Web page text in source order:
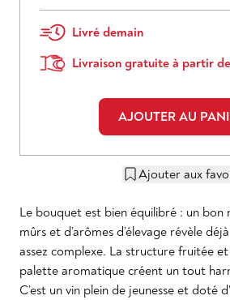
Livré demain
Livraison gratuite à partir
AJOUTER AU
Ajouter aux
Le bouquet est bien équilibré : un bon
mûrs et d’arômes d’élevage révèle
assez complexe. La structure fruitée
palette aromatique créent un tout
C’est un vin plein de jeunesse et doté